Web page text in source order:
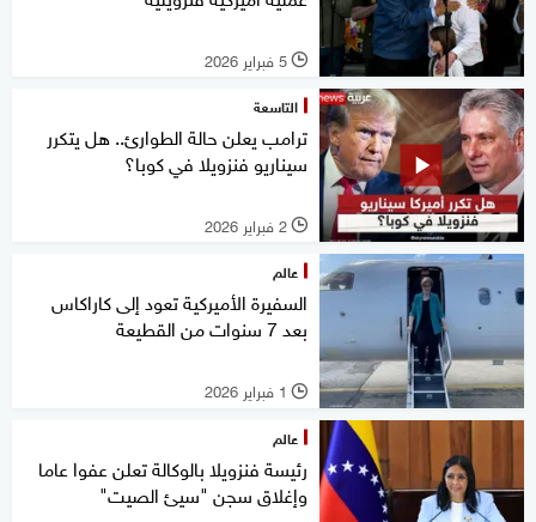
l 5 فبراير 2026
التاسعة
ترامب يعلن حالة الطوارئ.. هل يتكرر
سيناريو فنزويلا في كوبا؟
l 2 فبراير 2026
عالم
السفيرة الأميركية تعود إلى كاراكاس
بعد 7 سنوات من القطيعة
l 1 فبراير 2026
عالم
رئيسة فنزويلا بالوكالة تعلن عفوا عاما
وإغلاق سجن "سيئ الصيت"